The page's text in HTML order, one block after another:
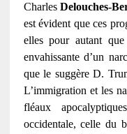
CharlesDelouches-
est évident que ces
elles pour autant
envahissante d’un
que le suggère D.
L’immigration et les
fléaux
occidentale, celle du